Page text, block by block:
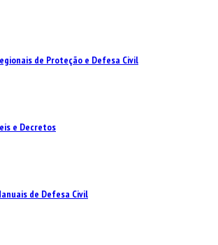
de Proteção e Defesa Civil
e Decretos
de Defesa Civil